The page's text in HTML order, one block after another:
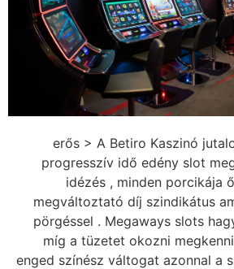
< erős > A Betiro Kaszinó
progresszív idő edény slot
idézés , minden porcikája
megváltoztató díj szindikátus
pörgéssel . Megaways slots
míg a tüzetet okozni
enged színész váltogat azonnal a